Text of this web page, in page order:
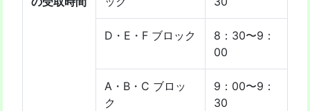
D・E・F ブロック
8：30〜9：
00
A・B・C ブロッ
ク
9：00〜9：
30